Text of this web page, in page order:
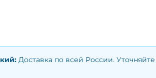
: Доставка по всей России.